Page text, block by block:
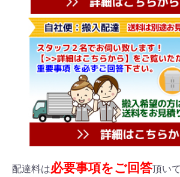
配達料は必要事項をご回答頂い